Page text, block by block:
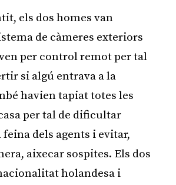
els dos homes van
de càmeres exteriors
per control remot per tal
si algú entrava a la
havien tapiat totes les
per tal de dificultar
feina dels agents i evitar,
aixecar sospites. Els dos
holandesa i